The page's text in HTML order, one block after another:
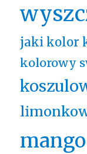
jaki kolor
kolorowy